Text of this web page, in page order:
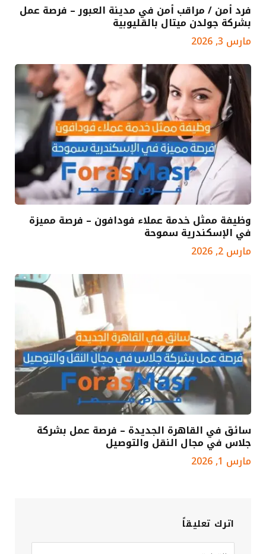
فرد أمن / مراقب أمن في مدينة العبور – فرصة عمل
بشركة جولدن ميتال بالقليوبية
مارس 3, 2026
وظيفة ممثل خدمة عملاء فودافون – فرصة مميزة
في الإسكندرية سموحة
مارس 2, 2026
سائق في القاهرة الجديدة – فرصة عمل بشركة
جلاس في مجال النقل والتوصيل
مارس 1, 2026
اترك تعليقاً